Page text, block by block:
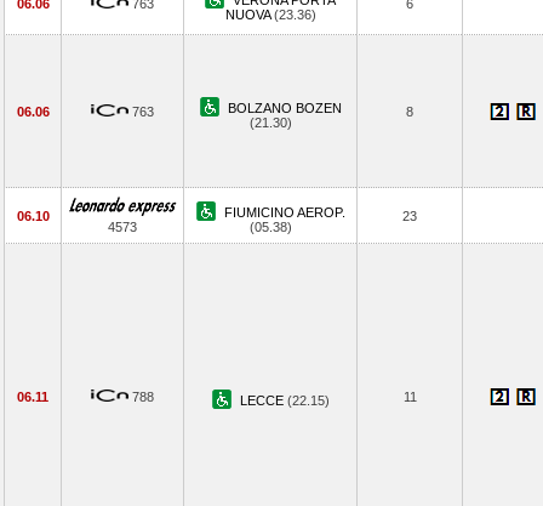
06.06 763
NUOVA(23.36)
6
06.06 763
BOLZANO BOZEN
(21.30)
8
06.10
4573
FIUMICINO AEROP.
(05.38)
23
06.11 788 LECCE (22.15) 11